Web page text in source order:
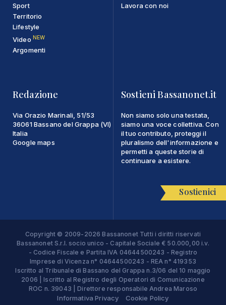
Sport
Territorio
Lifestyle
Video NEW
Argomenti
Lavora con noi
Redazione
Via Orazio Marinali, 51/53
36061 Bassano del Grappa (VI)
Italia
Google maps
Sostieni Bassanonet.it
Non siamo solo una testata,
siamo una voce collettiva. Con
il tuo contributo, proteggi il
pluralismo dell'informazione e
permetti a queste storie di
continuare a esistere.
Sostienici
Copyright © 2009-2026 Bassanonet Tutti i diritti riservati
Bassanonet S.r.l. socio unico - Capitale Sociale € 50.000,00 i.v.
- Codice Fiscale e Partita IVA 04644500243 - Registro
Imprese di Vicenza n° 04644500243 - REA n° 419353
Iscritto al Tribunale di Bassano del Grappa n.3/06 del 10 maggio
2006 | Iscritto al Registro degli Operatori di Comunicazione
ROC n. 39043 | Direttore responsabile Andrea Maroso
Informativa Privacy
Cookie Policy